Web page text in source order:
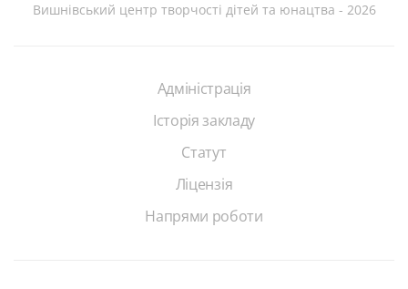
Вишнівський центр творчості дітей та юнацтва - 2026
Адміністрація
Історія закладу
Статут
Ліцензія
Напрями роботи